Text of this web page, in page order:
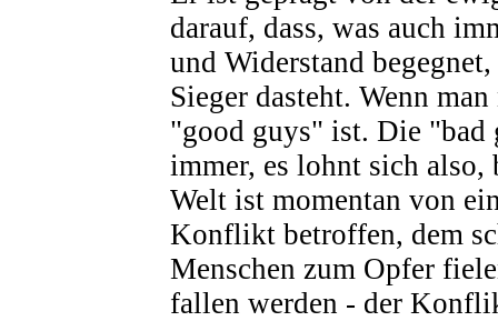
darauf, dass, was auch
und Widerstand
Sieger dasteht. Wenn
"good guys" ist. Die "bad
immer, es lohnt sich also,
Welt ist momentan von
Konflikt betroffen, dem
Menschen zum Opfer
fallen werden - der